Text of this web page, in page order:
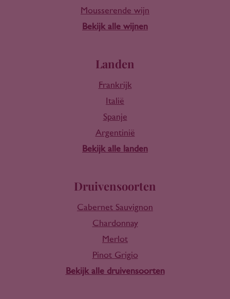
Mousserende wijn
Bekijk alle wijnen
Landen
Frankrijk
Italië
Spanje
Argentinië
Bekijk alle landen
Druivensoorten
Cabernet Sauvignon
Chardonnay
Merlot
Pinot Grigio
Bekijk alle druivensoorten